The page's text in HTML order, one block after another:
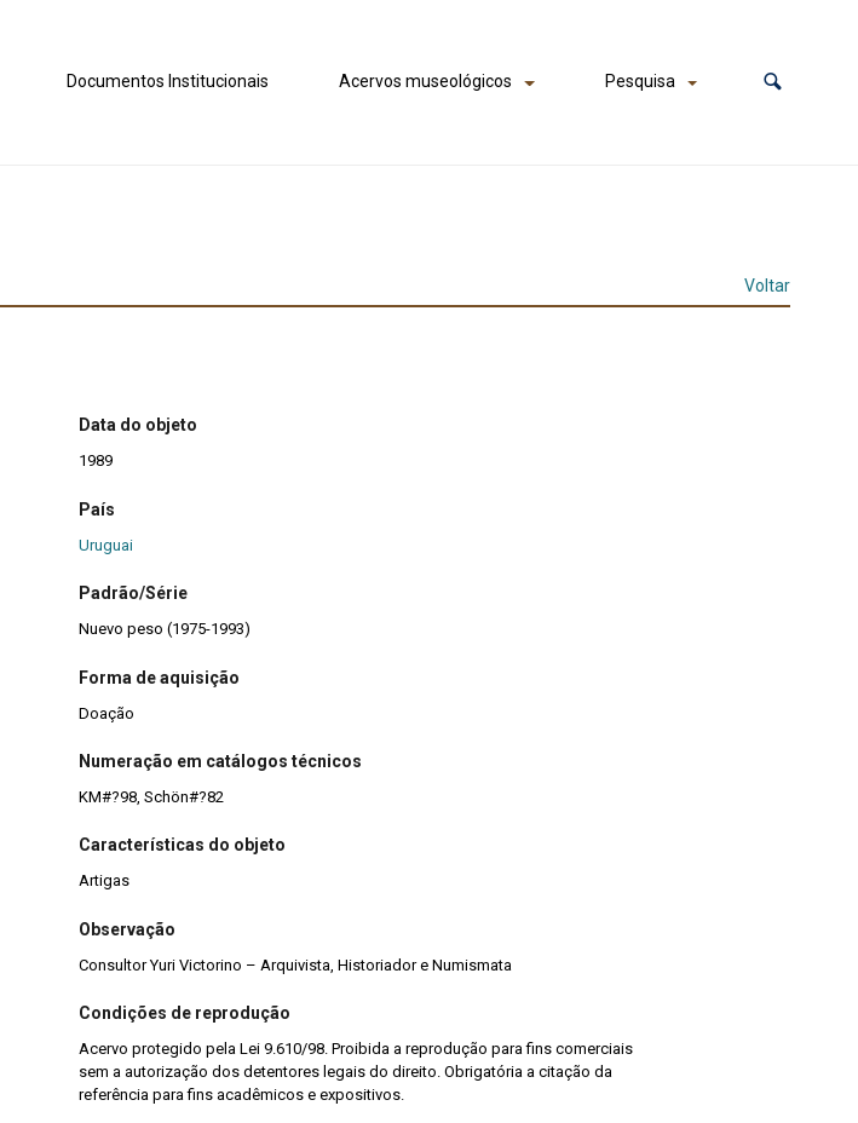
Documentos Institucionais Acervos museológicos Pesquisa
Voltar
Data do objeto
1989
País
Uruguai
Padrão/Série
Nuevo peso (1975-1993)
Forma de aquisição
Doação
Numeração em catálogos técnicos
KM#?98, Schön#?82
Características do objeto
Artigas
Observação
Consultor Yuri Victorino – Arquivista, Historiador e Numismata
Condições de reprodução
Acervo protegido pela Lei 9.610/98. Proibida a reprodução para fins comerciais
sem a autorização dos detentores legais do direito. Obrigatória a citação da
referência para fins acadêmicos e expositivos.